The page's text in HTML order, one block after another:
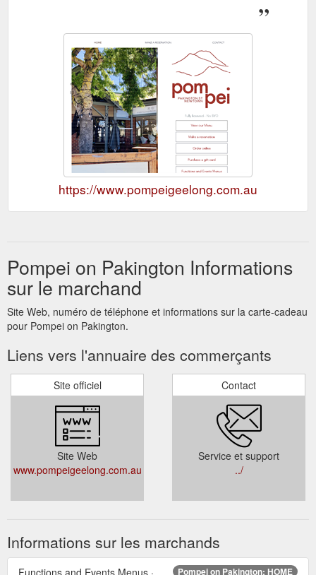
https://www.pompeigeelong.com.au
Pompei on Pakington Informations
sur le marchand
Site Web, numéro de téléphone et informations sur la carte-cadeau
pour Pompei on Pakington.
Liens vers l'annuaire des commerçants
Site officiel
Site Web
www.pompeigeelong.com.au
Contact
Service et support
../
Informations sur les marchands
Pompei on Pakington: HOME
Functions and Events Menus ·